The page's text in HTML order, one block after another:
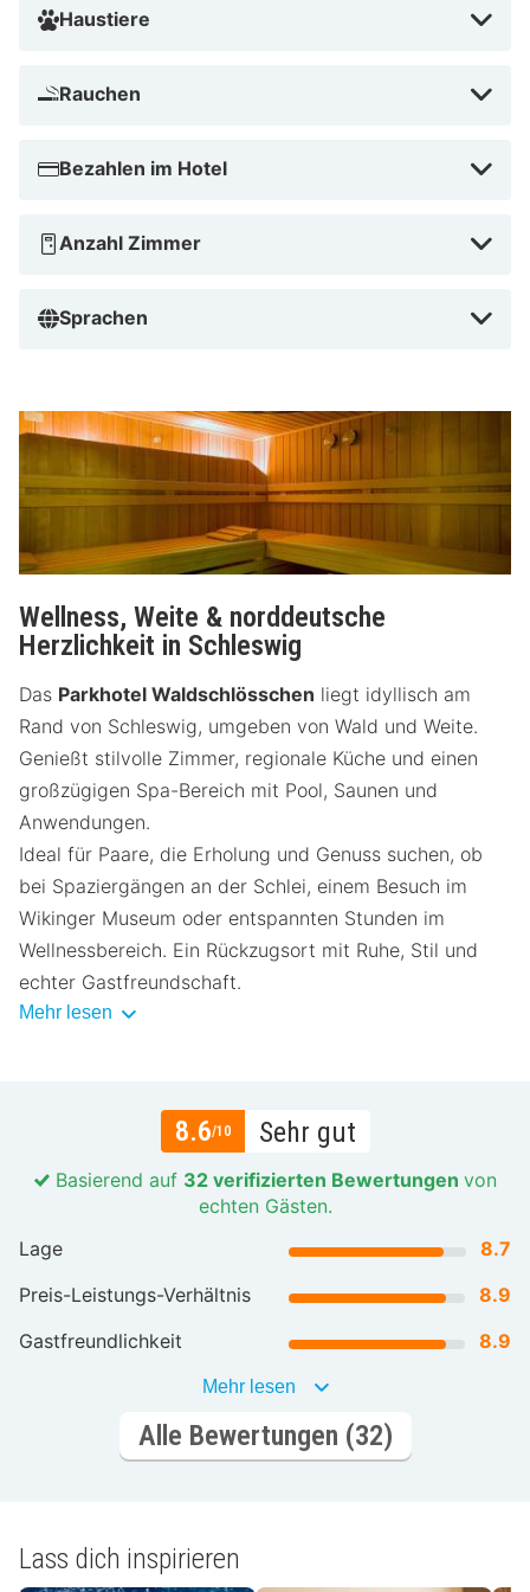
Haustiere
Rauchen
Bezahlen im Hotel
Anzahl Zimmer
Sprachen
Wellness, Weite & norddeutsche
Herzlichkeit in Schleswig
Das Parkhotel Waldschlösschen liegt idyllisch am
Rand von Schleswig, umgeben von Wald und Weite.
Genießt stilvolle Zimmer, regionale Küche und einen
großzügigen Spa-Bereich mit Pool, Saunen und
Anwendungen.
Ideal für Paare, die Erholung und Genuss suchen, ob
bei Spaziergängen an der Schlei, einem Besuch im
Wikinger Museum oder entspannten Stunden im
Wellnessbereich. Ein Rückzugsort mit Ruhe, Stil und
echter Gastfreundschaft.
Mehr lesen
8.6/10 Sehr gut
Basierend auf 32 verifizierten Bewertungen von
echten Gästen.
Lage
8.7
Preis-Leistungs-Verhältnis
8.9
Gastfreundlichkeit
8.9
Mehr lesen
Alle Bewertungen (32)
Lass dich inspirieren